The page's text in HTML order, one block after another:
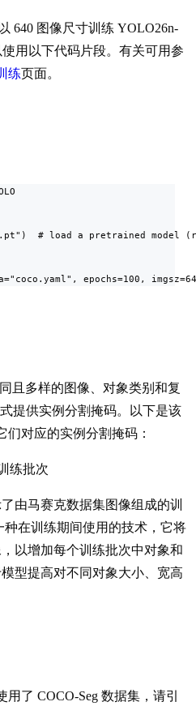
640 图像尺寸训练 YOLO26n-
使用以下代码片段。有关可用参
练页面。
# load a pretrained model
epochs=100,
且多样的图像、对象类别和复
提供实例分割掩码。以下是该
对应的实例分割掩码：
了由马赛克数据集图像组成的训
种在训练期间使用的技术，它将
以增加每个训练批次中对象和
型提高对不同对象大小、宽高
了 COCO-Seg 数据集，请引